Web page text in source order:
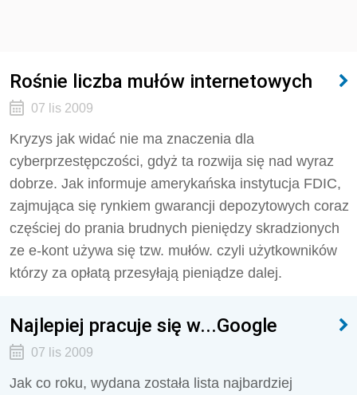
Rośnie liczba mułów internetowych
07 lis 2009
Kryzys jak widać nie ma znaczenia dla
cyberprzestępczości, gdyż ta rozwija się nad wyraz
dobrze. Jak informuje amerykańska instytucja FDIC,
zajmująca się rynkiem gwarancji depozytowych coraz
częściej do prania brudnych pieniędzy skradzionych
ze e-kont używa się tzw. mułów. czyli użytkowników
którzy za opłatą przesyłają pieniądze dalej.
Najlepiej pracuje się w...Google
07 lis 2009
Jak co roku, wydana została lista najbardziej